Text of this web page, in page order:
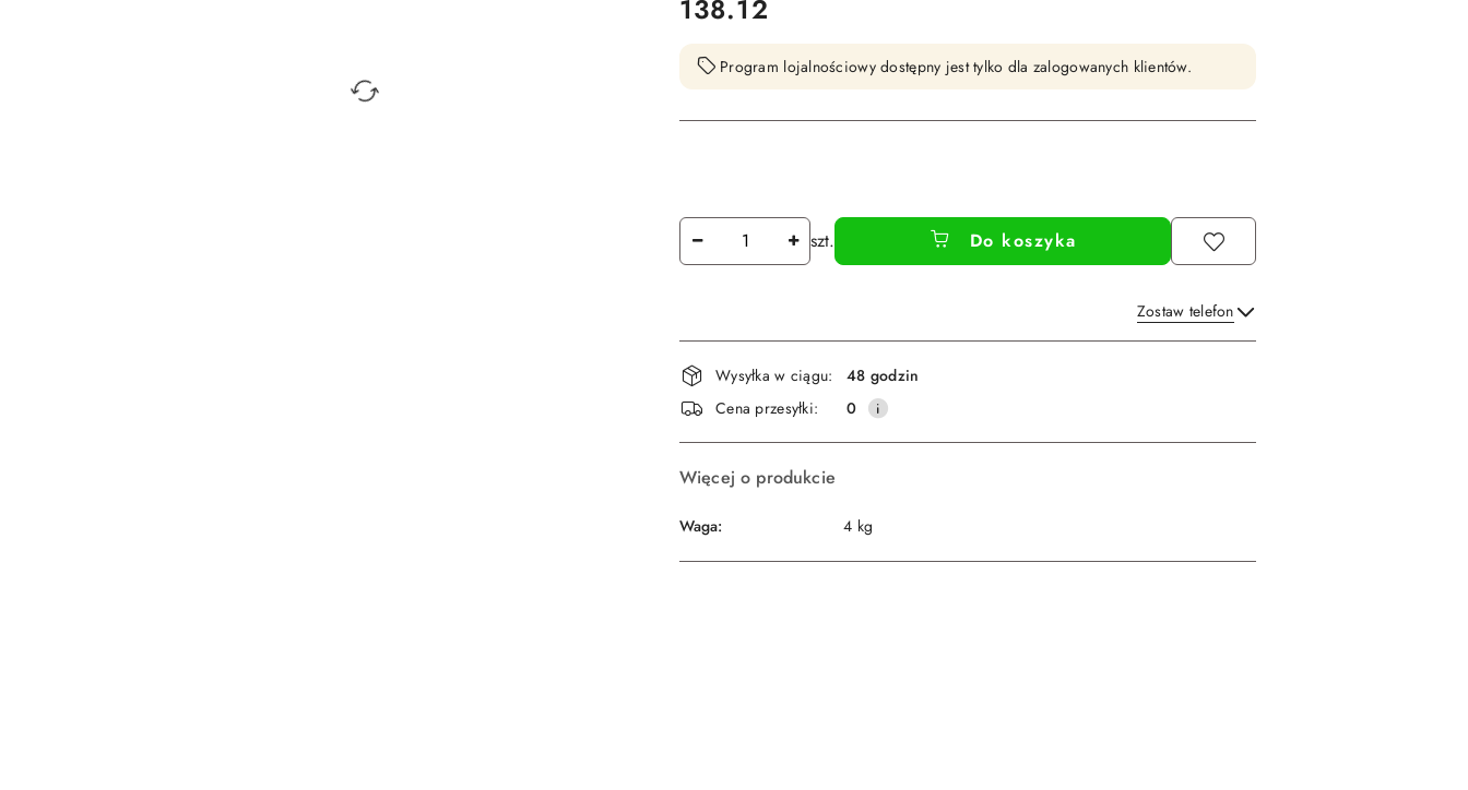
cena:
138.12
Program lojalnościowy dostępny jest tylko dla zalogowanych klientów.
Ilość szt. Do koszyka
Zostaw telefon
Wyślij
Dostępność
i
dostawa
Wysyłka w ciągu:
48 godzin
Cena przesyłki:
0
Więcej o produkcie
Waga: 4 kg